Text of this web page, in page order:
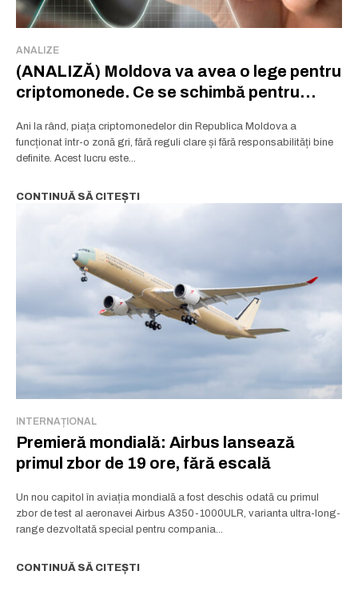
ANALIZE
(ANALIZĂ) Moldova va avea o lege pentru
criptomonede. Ce se schimbă pentru
Ani la rând, piața criptomonedelor din Republica Moldova a
funcționat într-o zonă gri, fără reguli clare și fără responsabilități bine
definite. Acest lucru este...
CONTINUĂ SĂ CITEȘTI
INTERNAȚIONAL
Premieră mondială: Airbus lansează
primul zbor de 19 ore, fără escală
Un nou capitol în aviația mondială a fost deschis odată cu primul
zbor de test al aeronavei Airbus A350-1000ULR, varianta ultra-long-
range dezvoltată special pentru compania...
CONTINUĂ SĂ CITEȘTI